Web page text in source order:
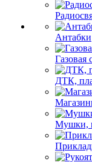
Антабки
Газовая
ДТК,
Мушки,